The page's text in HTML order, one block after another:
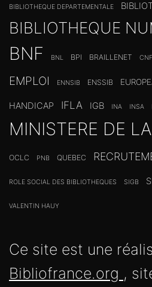
BIBLIOTHEQUE DEPARTEMENTALE
BIBLIOTHEQUE
BNF BNL BPI BRAILLENET
EMPLOI ENNSIB ENSSIB
HANDICAP IFLA IGB INA INSA
MINISTERE DE
OCLC PNB QUEBEC
ROLE SOCIAL DES BIBLIOTHEQUES SIGB
VALENTIN HAUY
Ce site est une
Bibliofrance.org ,